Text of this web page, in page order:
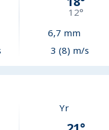
12°
6,7 mm
3 (8) m/s
Yr